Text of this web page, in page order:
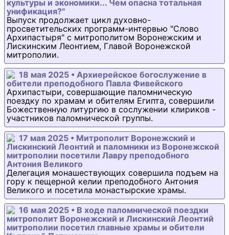
культуры и экономики... Чем опасна тотальная
унификация?"
Выпуск продолжает цикл духовно-
просветительских программ-интервью "Слово
Архипастыря" с митрополитом Воронежским и
Лискинским Леонтием, Главой Воронежской
митрополии.
18 мая 2025 • Архиерейское богослужение в
обители преподобного Павла Фивейского
Архипастыри, совершающие паломническую
поездку по храмам и обителям Египта, совершили
Божественную литургию в сослужении клириков -
участников паломнической группы.
17 мая 2025 • Митрополит Воронежский и
Лискинский Леонтий и паломники из Воронежской
митрополии посетили Лавру преподобного
Антония Великого
Делегация монашествующих совершила подъем на
гору к пещерной келии преподобного Антония
Великого и посетила монастырские храмы.
16 мая 2025 • В ходе паломнической поездки
митрополит Воронежский и Лискинский Леонтий
митрополии посетил главные храмы и обители